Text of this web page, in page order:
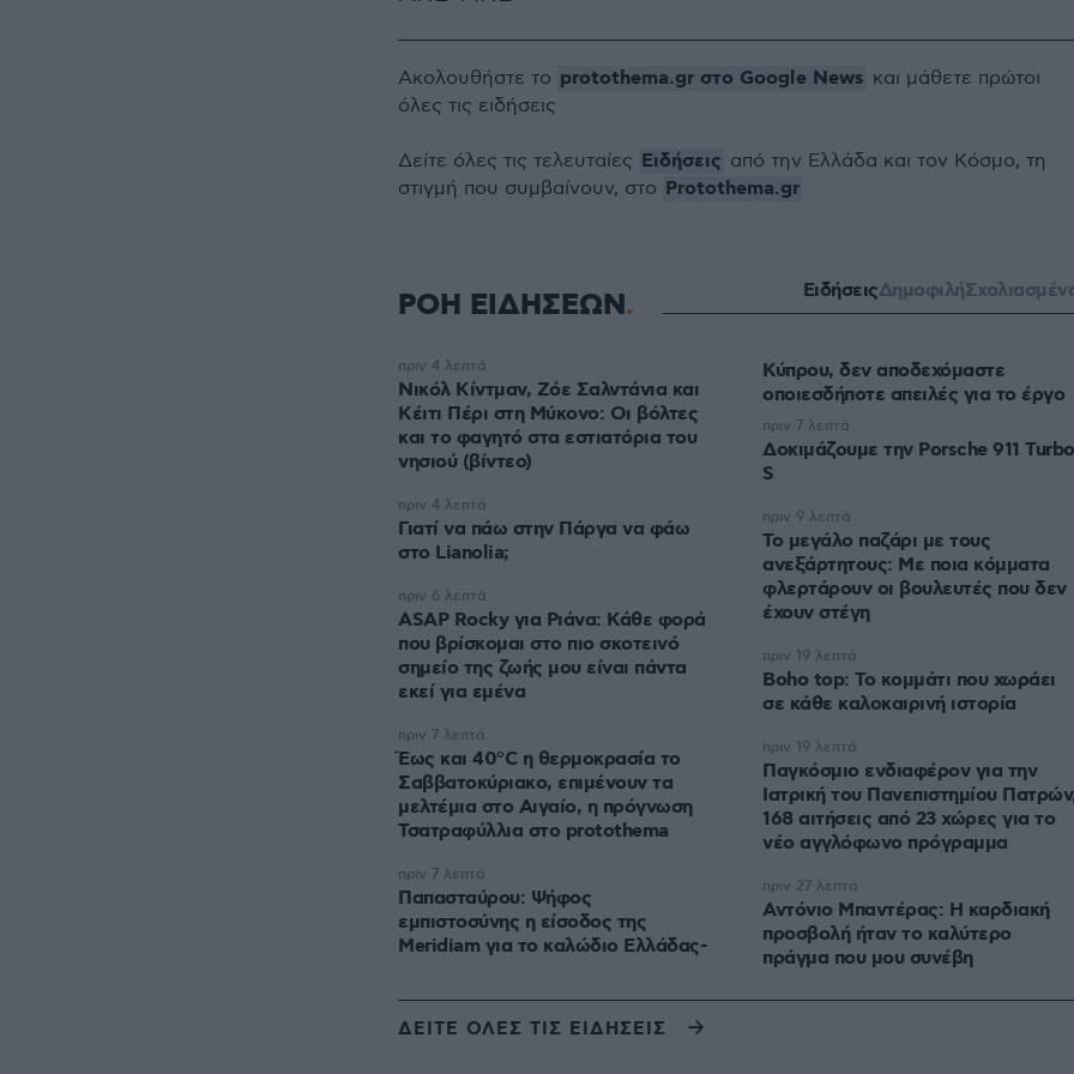
Ακολουθήστε το protothema.gr στο Google News και μάθετε πρώτοι
όλες τις ειδήσεις
Δείτε όλες τις τελευταίες Ειδήσεις από την Ελλάδα και τον Κόσμο, τη
στιγμή που συμβαίνουν, στο Protothema.gr
ΡΟΗ ΕΙΔΗΣΕΩΝ ΕιδήσειςΔημοφιλή
Νικόλ Κίντμαν, Ζόε Σαλντάνια και
Κέιτι Πέρι στη Μύκονο: Οι βόλτες
και το φαγητό στα εστιατόρια του
νησιού (βίντεο)
πριν 4 λεπτά
Γιατί να πάω στην Πάργα να φάω
στο Lianolia;
πριν 4 λεπτά
ASAP Rocky για Ριάνα: Κάθε φορά
που βρίσκομαι στο πιο σκοτεινό
σημείο της ζωής μου είναι πάντα
εκεί για εμένα
πριν 6 λεπτά
Έως και 40°C η θερμοκρασία το
Σαββατοκύριακο, επιμένουν τα
μελτέμια στο Αιγαίο, η πρόγνωση
Τσατραφύλλια στο protothema
πριν 7 λεπτά
Παπασταύρου: Ψήφος
εμπιστοσύνης η είσοδος της
Meridiam για το καλώδιο Ελλάδας-
Κύπρου, δεν αποδεχόμαστε
οποιεσδήποτε απειλές για το έργο
πριν 7 λεπτά
Δοκιμάζουμε την Porsche 911 Turbo
S
πριν 7 λεπτά
Το μεγάλο παζάρι με τους
ανεξάρτητους: Με ποια κόμματα
φλερτάρουν οι βουλευτές που δεν
έχουν στέγη
πριν 9 λεπτά
Boho top: Το κομμάτι που χωράει
σε κάθε καλοκαιρινή ιστορία
πριν 19 λεπτά
Παγκόσμιο ενδιαφέρον για την
Ιατρική του Πανεπιστημίου
168 αιτήσεις από 23 χώρες για το
νέο αγγλόφωνο πρόγραμμα
πριν 19 λεπτά
Αντόνιο Μπαντέρας: Η καρδιακή
προσβολή ήταν το καλύτερο
πράγμα που μου συνέβη
πριν 27 λεπτά
ΔΕΙΤΕ ΟΛΕΣ ΤΙΣ ΕΙΔΗΣΕΙΣ